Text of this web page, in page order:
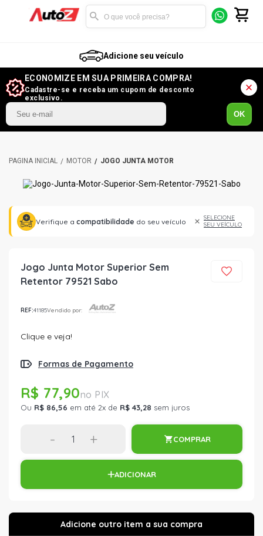
Adicione seu veículo
ECONOMIZE EM SUA PRIMEIRA COMPRA!
Cadastre-se e receba um cupom de desconto
exclusivo.
OK
MOTOR JOGO JUNTA MOTOR
Verifique a compatibilidade do seu veículo
SELECIONE
SEU VEÍCULO
Jogo Junta Motor Superior Sem
Retentor 79521 Sabo
REF:41185Vendido por:
Clique e veja!
Formas de Pagamento
R$ 77,90
Ou R$ 86,56 em até 2x de R$ 43,28 sem juros
- + COMPRAR
ADICIONAR